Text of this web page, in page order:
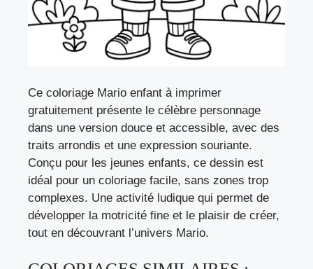
Ce coloriage Mario enfant à imprimer
gratuitement présente le célèbre personnage
dans une version douce et accessible, avec des
traits arrondis et une expression souriante.
Conçu pour les jeunes enfants, ce dessin est
idéal pour un coloriage facile, sans zones trop
complexes. Une activité ludique qui permet de
développer la motricité fine et le plaisir de créer,
tout en découvrant l’univers Mario.